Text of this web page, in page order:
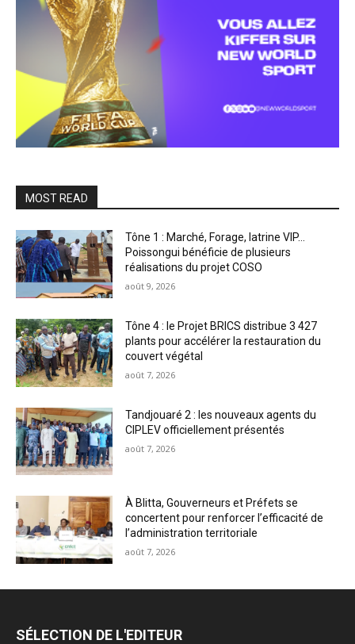
MOST READ
Tône 1 : Marché, Forage, latrine VIP…
Poissongui bénéficie de plusieurs
réalisations du projet COSO
août 9, 2026
Tône 4 : le Projet BRICS distribue 3 427
plants pour accélérer la restauration du
couvert végétal
août 7, 2026
Tandjouaré 2 : les nouveaux agents du
CIPLEV officiellement présentés
août 7, 2026
À Blitta, Gouverneurs et Préfets se
concertent pour renforcer l’efficacité de
l’administration territoriale
août 7, 2026
SÉLECTION DE L'EDITEUR